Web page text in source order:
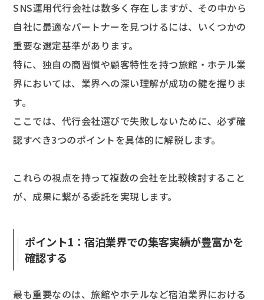
SNS運用代行会社は数多く存在しますが、その中から
自社に最適なパートナーを見つけるには、いくつかの
重要な選定基準があります。
特に、独自の商習慣や顧客特性を持つ旅館・ホテル業
界においては、業界への深い理解が成功の鍵を握りま
す。
ここでは、代行会社選びで失敗しないために、必ず確
認すべき3つのポイントを具体的に解説します。
これらの視点を持って複数の会社を比較検討すること
が、成果に繋がる委託を実現します。
ポイント1：宿泊業界での集客実績が豊富かを
確認する
最も重要なのは、旅館やホテルなど宿泊業界における